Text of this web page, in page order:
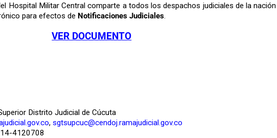
Hospital Militar Central comparte a todos los despachos judiciales de la
para efectos de Notificaciones Judiciales
VER DOCUMENTO
Distrito Judicial de Cúcuta
, sgtsupcuc@cendoj.ramajudicial.gov.co
4120708